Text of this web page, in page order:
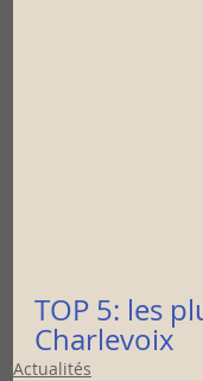
TOP 5: les
Charlevoix
Actualités